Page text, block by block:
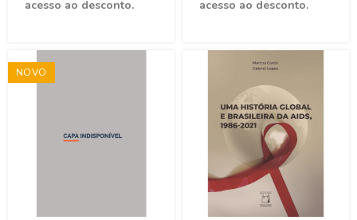
acesso ao desconto.
NOVO
acesso ao desconto.